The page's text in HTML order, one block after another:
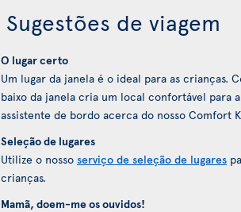
Sugestões de viagem
O lugar certo
Um lugar da janela é o ideal para as crianças.
baixo da janela cria um local confortável para
assistente de bordo acerca do nosso Comfort
Seleção de lugares
Utilize o nosso serviço de seleção de lugares
crianças.
Mamã, doem-me os ouvidos!